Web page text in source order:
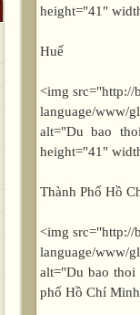
height="41"
Huế
<img src="http://
language/www/
alt="Du bao
height="41"
Thành Phố Hồ
<img src="http://
language/www/
alt="Du bao
phố Hồ Chí